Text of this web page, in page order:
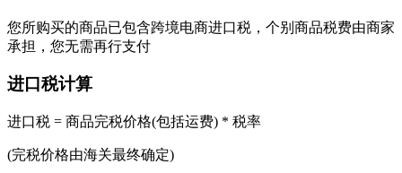
您所购买的商品已包含跨境电商进口税，个别商品税费由商家
承担，您无需再行支付
进口税计算
进口税 = 商品完税价格(包括运费) * 税率
(完税价格由海关最终确定)